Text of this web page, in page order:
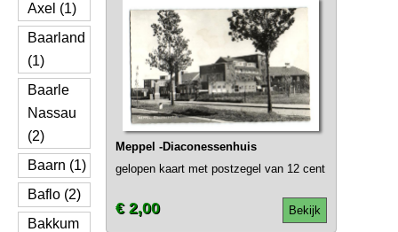
Axel (1)
Baarland
(1)
Baarle
Nassau
(2)
Baarn (1)
Baflo (2)
Bakkum
Meppel -Diaconessenhuis
gelopen kaart met postzegel van 12 cent
Bekijk
€ 2,00